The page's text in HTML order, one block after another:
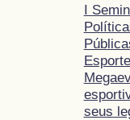
I
seus